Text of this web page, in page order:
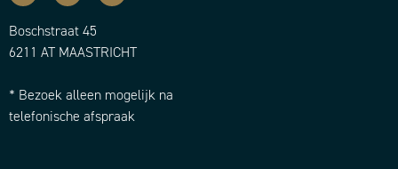
Boschstraat 45
6211 AT MAASTRICHT
* Bezoek alleen mogelijk na
telefonische afspraak